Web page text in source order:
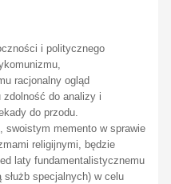
i politycznego
racjonalny ogląd
zdolność do analizy i
do przodu.
swoistym memento w sprawie
religijnymi, będzie
laty fundamentalistycznemu
specjalnych) w celu